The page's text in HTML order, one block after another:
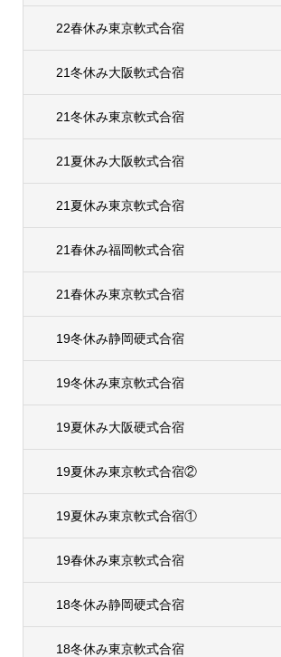
22春休み東京軟式合宿
21冬休み大阪軟式合宿
21冬休み東京軟式合宿
21夏休み大阪軟式合宿
21夏休み東京軟式合宿
21春休み福岡軟式合宿
21春休み東京軟式合宿
19冬休み静岡硬式合宿
19冬休み東京軟式合宿
19夏休み大阪硬式合宿
19夏休み東京軟式合宿②
19夏休み東京軟式合宿①
19春休み東京軟式合宿
18冬休み静岡硬式合宿
18冬休み東京軟式合宿